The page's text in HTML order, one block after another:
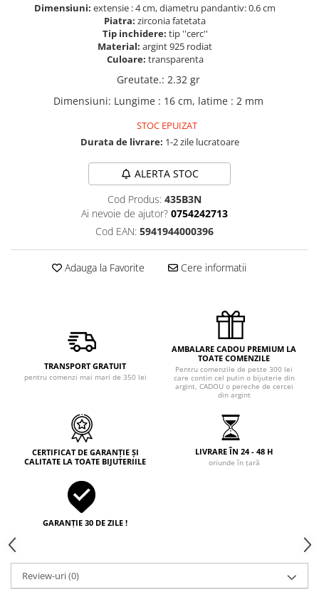
Dimensiuni: extensie : 4 cm, diametru pandantiv: 0.6 cm
Piatra: zirconia fatetata
Tip inchidere: tip ''cerc''
Material: argint 925 rodiat
Culoare: transparenta
Greutate.: 2.32 gr
Dimensiuni: Lungime : 16 cm, latime : 2 mm
STOC EPUIZAT
Durata de livrare: 1-2 zile lucratoare
ALERTA STOC
Cod Produs: 435B3N
Ai nevoie de ajutor? 0754242713
Cod EAN: 5941944000396
Adauga la Favorite Cere informatii
TRANSPORT GRATUIT
pentru comenzi mai mari de 350 lei
AMBALARE CADOU PREMIUM LA
TOATE COMENZILE
Pentru comenzile de peste 300 lei
care contin cel putin o bijuterie din
argint, CADOU o pereche de cercei
din argint
CERTIFICAT DE GARANȚIE ȘI
CALITATE LA TOATE BIJUTERIILE
LIVRARE ÎN 24 - 48 H
oriunde în țară
GARANȚIE 30 DE ZILE !
Review-uri(0)